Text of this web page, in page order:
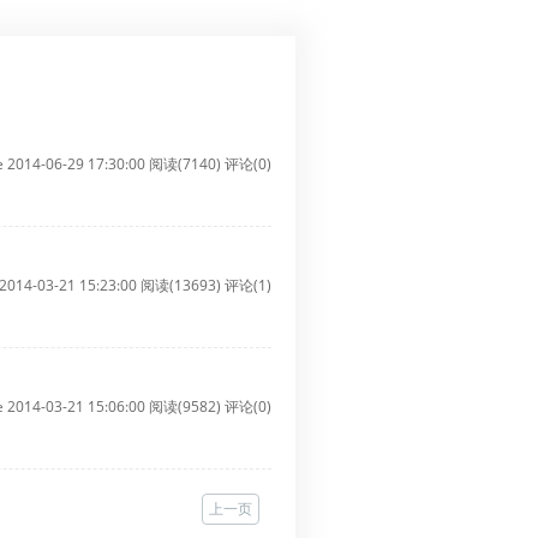
2014-06-29 17:30:00 阅读(7140) 评论(0)
03-21 15:23:00 阅读(13693) 评论(1)
2014-03-21 15:06:00 阅读(9582) 评论(0)
上一页